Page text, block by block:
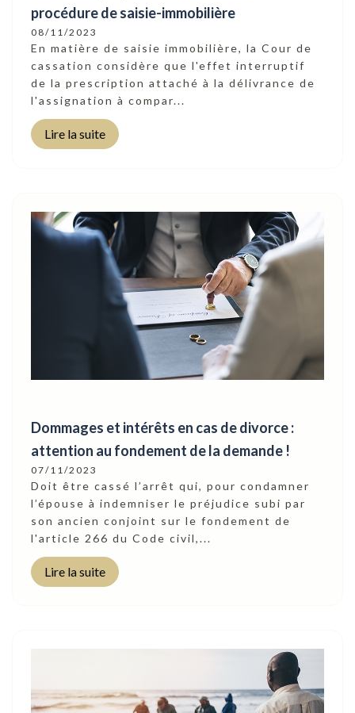
procédure de saisie-immobilière
08/11/2023
En matière de saisie immobilière, la Cour de
cassation considère que l'effet interruptif
de la prescription attaché à la délivrance de
l'assignation à compar...
Lire la suite
Dommages et intérêts en cas de divorce :
attention au fondement de la demande !
07/11/2023
Doit être cassé l’arrêt qui, pour condamner
l’épouse à indemniser le préjudice subi par
son ancien conjoint sur le fondement de
l'article 266 du Code civil,...
Lire la suite